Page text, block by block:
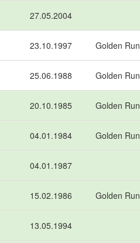
27.05.2004
23.10.1997 Golden Run
25.06.1988 Golden Run
20.10.1985 Golden Run
04.01.1984 Golden Run
04.01.1987
15.02.1986 Golden Run
13.05.1994